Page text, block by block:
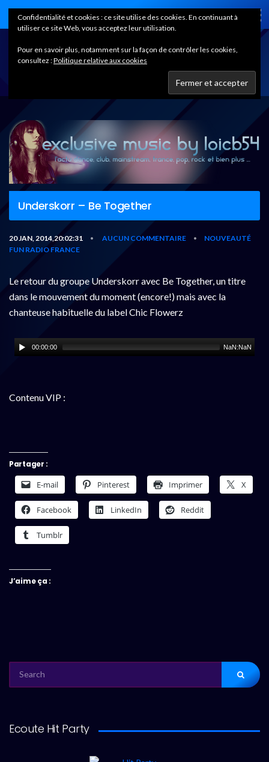
Home
Underskorr – Be Together
20 JAN, 2014,20:02:31 • AUCUN COMMENTAIRE •
NOUVEAUTÉ
FUN RADIO FRANCE
Le retour du groupe Underskorr avec Be Together, un titre
dans le mouvement du moment (encore!) mais avec la
chanteuse habituelle du label Chic Flowerz
00:00:00 NaN:NaN
Contenu VIP :
Partager :
E-mail Pinterest Imprimer X
Facebook LinkedIn Reddit
Tumblr
J’aime ça :
FOR:
Ecoute Hit Party
Confidentialité et cookies : ce site utilise des cookies. En continuant à
utiliser ce site Web, vous acceptez leur utilisation.
Pour en savoir plus, notamment sur la façon de contrôler les cookies,
consultez :Politique relative aux cookies